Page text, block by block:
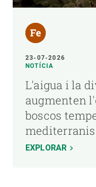
23-07-2026
NOTÍCIA
L'aigua i la
augmenten
boscos
mediterranis
EXPLORAR